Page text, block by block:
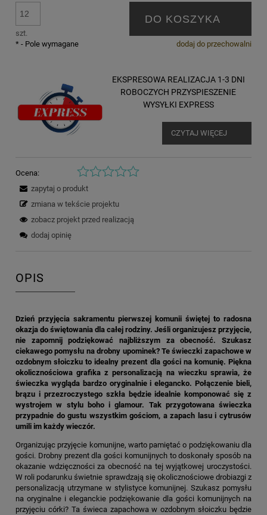
szt.
DO KOSZYKA
dodaj do przechowalni
* - Pole wymagane
EKSPRESOWA REALIZACJA 1-3 DNI
ROBOCZYCH PRZYSPIESZENIE
WYSYŁKI EXPRESS
CZYTAJ WIĘCEJ
Ocena:
zapytaj o produkt
zmiana w tekście projektu
zobacz projekt przed realizacją
dodaj opinię
OPIS
Dzień przyjęcia sakramentu pierwszej komunii świętej to radosna
okazja do świętowania dla całej rodziny. Jeśli organizujesz przyjęcie,
nie zapomnij podziękować najbliższym za obecność. Szukasz
ciekawego pomysłu na drobny upominek? Te świeczki zapachowe w
ozdobnym słoiczku to idealny prezent dla gości na komunię. Piękna
okolicznościowa grafika z personalizacją na wieczku sprawia, że
świeczka wygląda bardzo oryginalnie i elegancko. Połączenie bieli,
brązu i przezroczystego szkła będzie idealnie komponować się z
wystrojem w stylu boho i glamour. Tak przygotowana świeczka
przypadnie do gustu wszystkim gościom, a zapach lasu i cytrusów
umili im każdy wieczór.
Organizując przyjęcie komunijne, warto pamiętać o podziękowaniu dla
gości. Drobny prezent dla gości komunijnych to doskonały sposób na
okazanie wdzięczności za obecność na tej wyjątkowej uroczystości.
W roli podarunku świetnie sprawdzają się okolicznościowe drobiazgi z
personalizacją utrzymane w stylistyce komunijnej. Szukasz pomysłu
na oryginalne i eleganckie podziękowanie dla gości komunijnych na
przyjęciu córki? Ta świeca zapachowa w ozdobnym słoiczku będzie